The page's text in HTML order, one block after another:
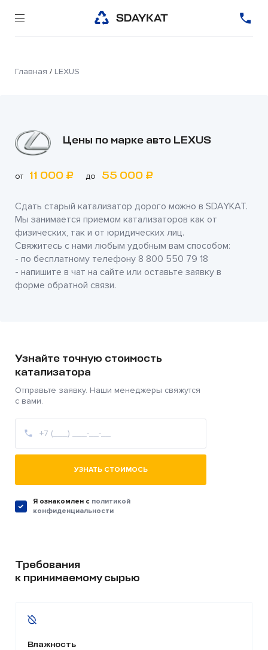
Главная / LEXUS
Цены по марке авто LEXUS
от 11 000 ₽ до 55 000 ₽
Сдать старый катализатор дорого можно в SDAYKAT.
Мы занимается приемом катализаторов как от
физических, так и от юридических лиц.
Свяжитесь с нами любым удобным вам способом:
- по бесплатному телефону 8 800 550 79 18
- напишите в чат на сайте или оставьте заявку в
форме обратной связи.
Узнайте точную стоимость
катализатора
Отправьте заявку. Наши менеджеры свяжутся
с вами.
УЗНАТЬ СТОИМОСЬ
Я ознакомлен c политикой
конфиденциальности
Требования
к принимаемому сырью
Влажность